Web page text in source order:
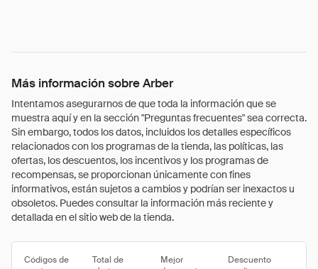
Más información sobre Arber
Intentamos asegurarnos de que toda la información que se
muestra aquí y en la sección "Preguntas frecuentes" sea correcta.
Sin embargo, todos los datos, incluidos los detalles específicos
relacionados con los programas de la tienda, las políticas, las
ofertas, los descuentos, los incentivos y los programas de
recompensas, se proporcionan únicamente con fines
informativos, están sujetos a cambios y podrían ser inexactos u
obsoletos. Puedes consultar la información más reciente y
detallada en el sitio web de la tienda.
Códigos de
Total de
Mejor
Descuento